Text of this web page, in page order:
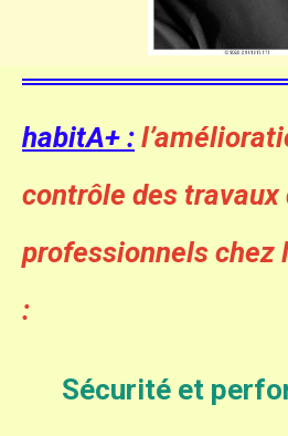
habitA+ :
contrôle des travaux
professionnels chez
:
Sécurité et